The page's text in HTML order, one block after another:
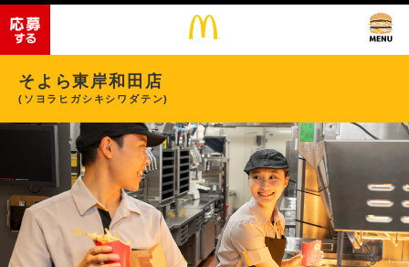
そよら東岸和田店
(ソヨラヒガシキシワダテン)